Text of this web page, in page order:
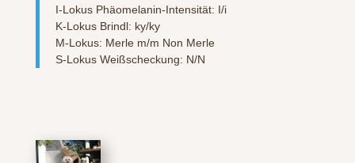
I-Lokus Phäomelanin-Intensität: I/i
K-Lokus Brindl: ky/ky
M-Lokus: Merle m/m Non Merle
S-Lokus Weißscheckung: N/N